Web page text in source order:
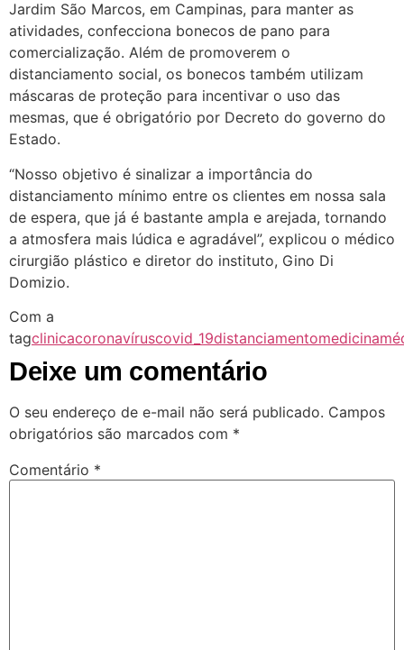
Jardim São Marcos, em Campinas, para manter as
atividades, confecciona bonecos de pano para
comercialização. Além de promoverem o
distanciamento social, os bonecos também utilizam
máscaras de proteção para incentivar o uso das
mesmas, que é obrigatório por Decreto do governo do
Estado.
“Nosso objetivo é sinalizar a importância do
distanciamento mínimo entre os clientes em nossa sala
de espera, que já é bastante ampla e arejada, tornando
a atmosfera mais lúdica e agradável”, explicou o médico
cirurgião plástico e diretor do instituto, Gino Di
Domizio.
Com a
tagclinicacoronavíruscovid_19distanciamentomedicina
Deixe um comentário
O seu endereço de e-mail não será publicado. Campos
obrigatórios são marcados com *
Comentário *